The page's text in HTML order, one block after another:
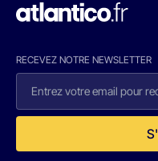
RECEVEZ NOTRE NEWSLETTER